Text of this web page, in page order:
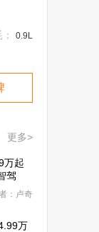
0.9L
更多>
万起
驾
：卢奇
万